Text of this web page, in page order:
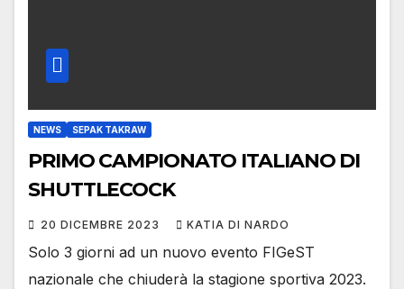
NEWS SEPAK TAKRAW
PRIMO CAMPIONATO ITALIANO DI
SHUTTLECOCK
20 DICEMBRE 2023 KATIA DI NARDO
Solo 3 giorni ad un nuovo evento FIGeST
nazionale che chiuderà la stagione sportiva 2023.